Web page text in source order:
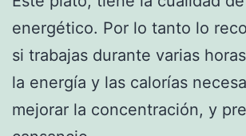
energético. Por lo tanto lo
si trabajas durante varias
la energía y las calorías
mejorar la concentración, y